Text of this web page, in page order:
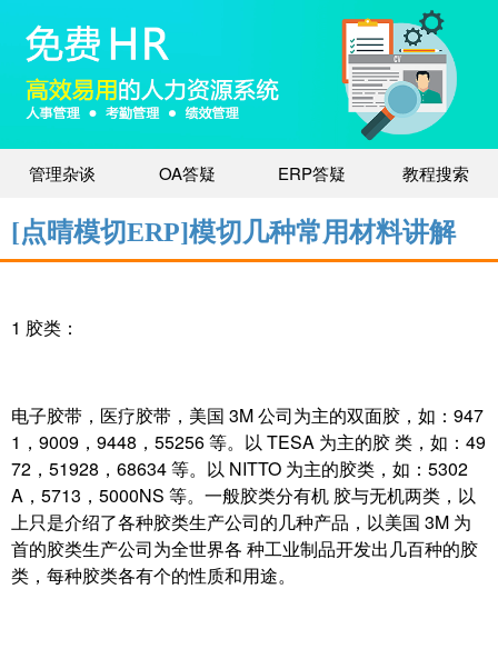
管理杂谈 OA答疑 ERP答疑 教程搜索
[点晴模切ERP]模切几种常用材料讲解
1 胶类：
电子胶带，医疗胶带，美国 3M 公司为主的双面胶，如：947
1，9009，9448，55256 等。以 TESA 为主的胶 类，如：49
72，51928，68634 等。以 NITTO 为主的胶类，如：5302
A，5713，5000NS 等。一般胶类分有机 胶与无机两类，以
上只是介绍了各种胶类生产公司的几种产品，以美国 3M 为
首的胶类生产公司为全世界各 种工业制品开发出几百种的胶
类，每种胶类各有个的性质和用途。